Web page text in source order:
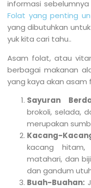
informasi
Folat yang penting
yang dibutuhkan
yuk kita cari tahu..
Asam folat, atau
berbagai makanan
yang kaya akan asam
Sayuran
brokoli, selada,
merupakan
Kacang-
kacang hitam,
matahari, dan
dan gandum
Buah-Buahan: